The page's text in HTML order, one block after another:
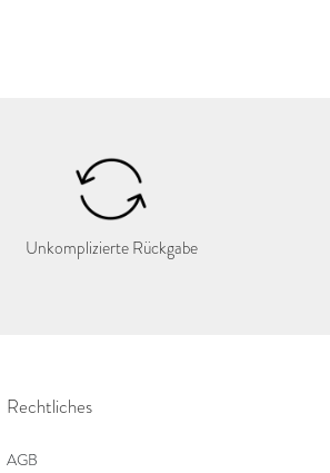
Unkomplizierte Rückgabe
Rechtliches
AGB